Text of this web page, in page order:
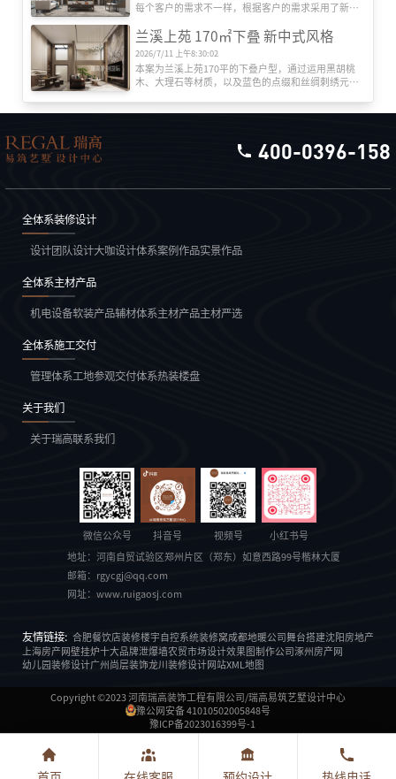
每个客户的需求不一样，根据客户的需求采用了新中
状态。各功能分区明确，整体干净素雅，完客户打造
代材质的巧妙兼柔的布局风格，它同时明清家具、窗
棂、布艺床品相互辉映，经典地再现了移步变景的精
妙小品。 新中式风格还继承明清时期家居理念的精
华，将其中的经典元素提炼并加以丰富，同时改变原
有空间布局中等级、尊卑等封建思想，给传统家居文
兰溪上苑 170㎡下叠 新中式风格
2026/7/11 上午8:30:02
本案为兰溪上苑170平的下叠户型，通过运用黑胡桃
木、大理石等材质，以及蓝色的点缀和丝绸刺绣元
400-0396-158
全体系装修设计
设计团队设计大咖设计体系案例作品实景作品
全体系主材产品
机电设备软装产品辅材体系主材产品主材严选
全体系施工交付
管理体系工地参观交付体系热装楼盘
关于我们
关于瑞高联系我们
微信公众号 抖音号 视频号 小红书号
地址： 河南自贸试验区郑州片区（郑东）如意西路99号楷林大厦
邮箱：
rgycgj@qq.com
网址： www.ruigaosj.com
友情链接: 合肥餐饮店装修楼宇自控系统装修窝成都地暖公司舞台搭建沈阳房地产
上海房产网壁挂炉十大品牌泄爆墙农贸市场设计效果图制作公司涿州房产网
幼儿园装修设计广州尚层装饰龙川装修设计网站XML地图
Copyright ©2023河南瑞高装饰工程有限公司/瑞高易筑艺墅设计中心
豫公网安备 41010502005848号
豫ICP备2023016399号-1